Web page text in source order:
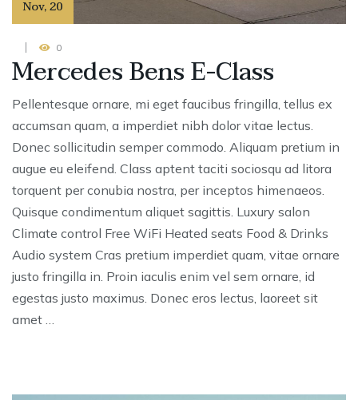
Nov,20
0
Mercedes Bens E-Class
Pellentesque ornare, mi eget faucibus fringilla, tellus ex
accumsan quam, a imperdiet nibh dolor vitae lectus.
Donec sollicitudin semper commodo. Aliquam pretium in
augue eu eleifend. Class aptent taciti sociosqu ad litora
torquent per conubia nostra, per inceptos himenaeos.
Quisque condimentum aliquet sagittis. Luxury salon
Climate control Free WiFi Heated seats Food & Drinks
Audio system Cras pretium imperdiet quam, vitae ornare
justo fringilla in. Proin iaculis enim vel sem ornare, id
egestas justo maximus. Donec eros lectus, laoreet sit
amet …